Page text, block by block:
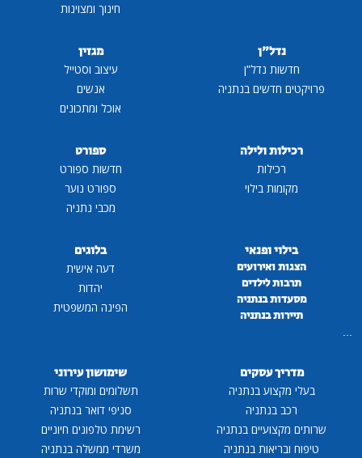
חינוך ומצוינות
נדל"ן
חדשות נדל"ן
פרויקטים חדשים בנתניה
מגזין
עיצוב וסטייל
אנשים
אוכל ומתכונים
רכילות ולילה
רכילות
מקומות בילוי
ספורט
חדשות ספורט
ספורט נוער
מכבי נתניה
בילוי ופנאי
הצגות ואירועים
תרבות לילדים
מסעדות בנתניה
תיירות בנתניה
...
בלוגים
דעה אישית
יהדות
הפינה המשפטית
מדריך עסקים
בעלי מקצוע בנתניה
רכב בנתניה
שרותים מקצועיים בנתניה
טיפוח ובריאות בנתניה
שימושון עירוני
תשלומים ומוקדי שרות
סניפי דואר בנתניה
רשימת טלפונים חיוניים
משרדי ממשלה בנתניה